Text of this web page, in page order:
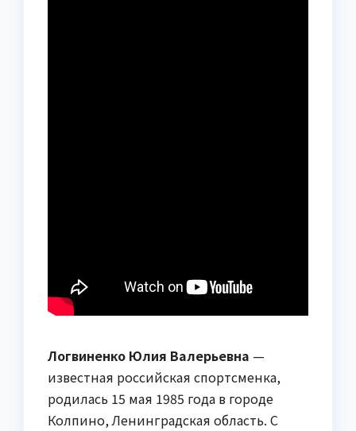
Логвиненко Юлия Валерьевна —
известная российская спортсменка,
родилась 15 мая 1985 года в городе
Колпино, Ленинградская область. С